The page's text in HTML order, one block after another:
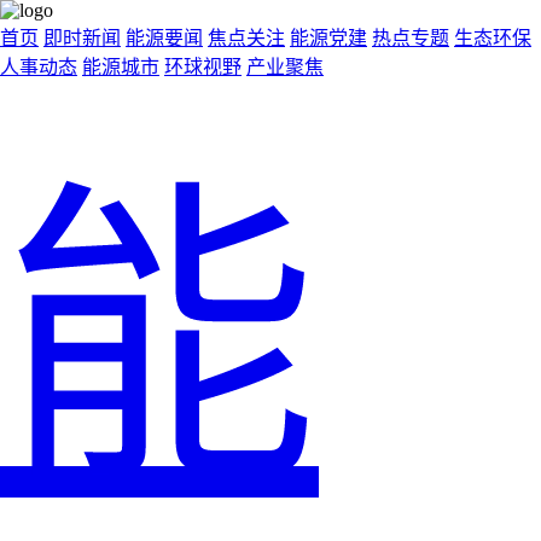
首页 即时新闻 能源要闻 焦点关注 能源党建 热点专题 生态环保
人事动态 能源城市 环球视野 产业聚焦
能